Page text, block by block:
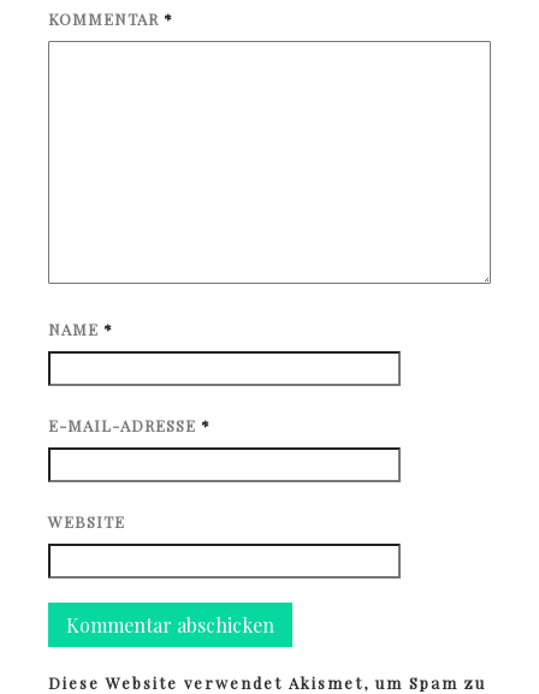
KOMMENTAR *
NAME *
E-MAIL-ADRESSE *
WEBSITE
Diese Website verwendet Akismet, um Spam zu